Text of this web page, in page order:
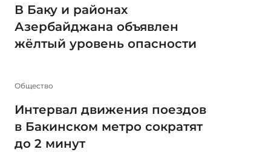
В Баку и районах
Азербайджана объявлен
жёлтый уровень опасности
Общество
Интервал движения поездов
в Бакинском метро сократят
до 2 минут